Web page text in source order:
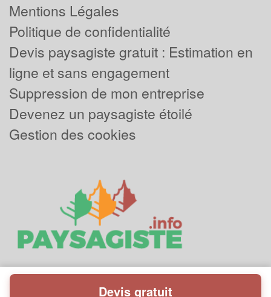
Mentions Légales
Politique de confidentialité
Devis paysagiste gratuit : Estimation en
ligne et sans engagement
Suppression de mon entreprise
Devenez un paysagiste étoilé
Gestion des cookies
Devis gratuit